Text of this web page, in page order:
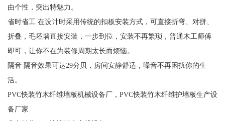
由个性，突出特魅力。
省时省工 在设计时采用传统的扣板安装方式，可直接折弯、对拼、
折叠，毛坯墙直接安装，一步到位，安装不再繁琐，普通木工师傅
即可，让你不在为装修周期太长而烦恼。
隔音 隔音效果可达29分贝，房间安静舒适，噪音不再困扰你的生
活。
PVC快装竹木纤维墙板机械设备厂，PVC快装竹木纤维护墙板生产设
备厂家